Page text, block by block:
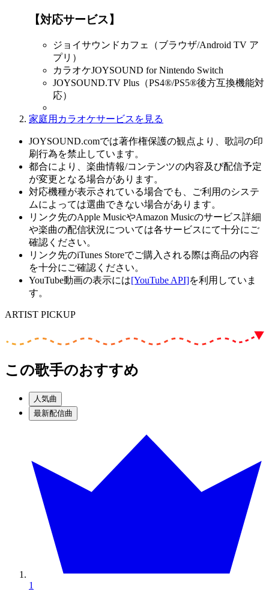
【対応サービス】
ジョイサウンドカフェ（ブラウザ/Android TV ア
プリ）
カラオケJOYSOUND for Nintendo Switch
JOYSOUND.TV Plus（PS4®/PS5®後方互換機能対
応）
家庭用カラオケサービスを見る
JOYSOUND.comでは著作権保護の観点より、歌詞の印
刷行為を禁止しています。
都合により、楽曲情報/コンテンツの内容及び配信予定
が変更となる場合があります。
対応機種が表示されている場合でも、ご利用のシステ
ムによっては選曲できない場合があります。
リンク先のApple MusicやAmazon Musicのサービス詳細
や楽曲の配信状況については各サービスにて十分にご
確認ください。
リンク先のiTunes Storeでご購入される際は商品の内容
を十分にご確認ください。
YouTube動画の表示には[YouTube API]を利用していま
す。
ARTIST PICKUP
この歌手のおすすめ
人気曲
最新配信曲
1